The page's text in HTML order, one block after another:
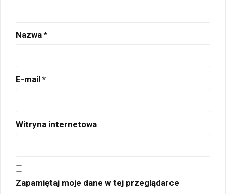
Nazwa *
E-mail *
Witryna internetowa
Zapamiętaj moje dane w tej przeglądarce